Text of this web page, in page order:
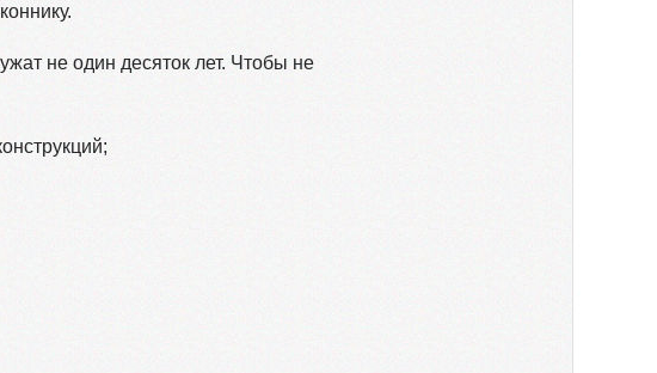
не один десяток лет. Чтобы не